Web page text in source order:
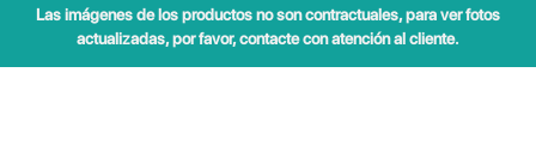
Las imágenes de los productos no son contractuales, para ver fotos
actualizadas, por favor, contacte con atención al cliente.